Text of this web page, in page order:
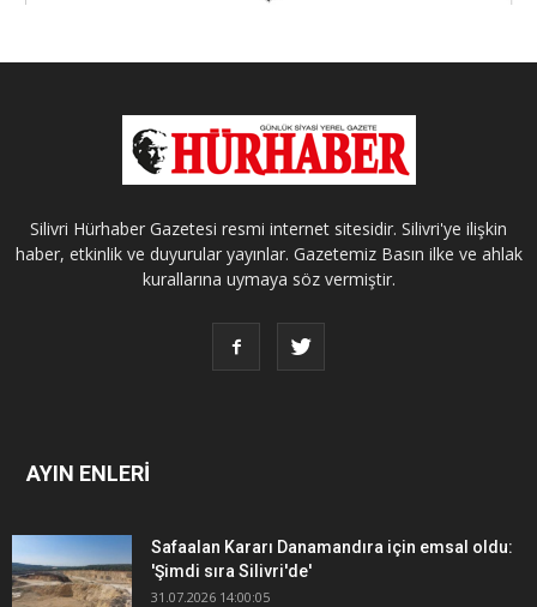
Silivri Hürhaber Gazetesi resmi internet sitesidir. Silivri'ye ilişkin
haber, etkinlik ve duyurular yayınlar. Gazetemiz Basın ilke ve ahlak
kurallarına uymaya söz vermiştir.
AYIN ENLERİ
Safaalan Kararı Danamandıra için emsal oldu:
'Şimdi sıra Silivri'de'
31.07.2026 14:00:05